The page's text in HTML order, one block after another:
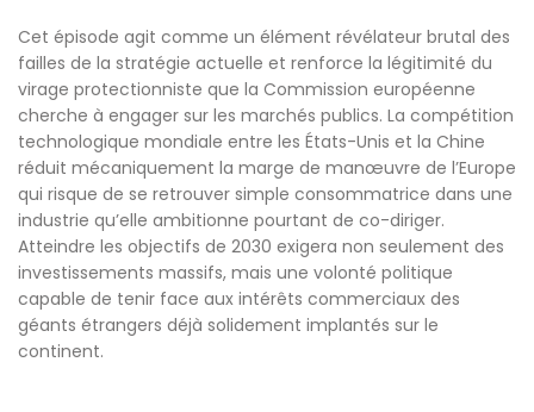
Cet épisode agit comme un élément révélateur brutal des
failles de la stratégie actuelle et renforce la légitimité du
virage protectionniste que la Commission européenne
cherche à engager sur les marchés publics. La compétition
technologique mondiale entre les États-Unis et la Chine
réduit mécaniquement la marge de manœuvre de l’Europe
qui risque de se retrouver simple consommatrice dans une
industrie qu’elle ambitionne pourtant de co-diriger.
Atteindre les objectifs de 2030 exigera non seulement des
investissements massifs, mais une volonté politique
capable de tenir face aux intérêts commerciaux des
géants étrangers déjà solidement implantés sur le
continent.